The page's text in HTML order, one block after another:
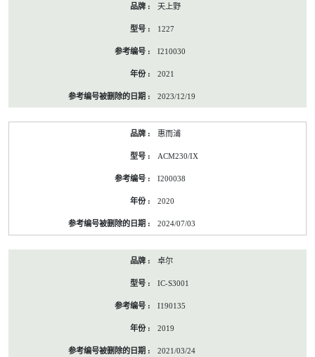
天上野
1227
I210030
2021
2023/12/19
惠而浦
ACM230/IX
I200038
2020
2024/07/03
卓尔
IC-S3001
I190135
2019
2021/03/24